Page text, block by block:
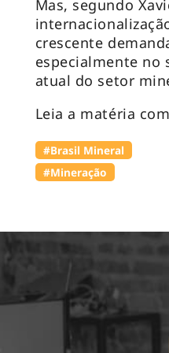
Mas, segundo
crescente
especialmente no
atual do setor
Leia a matéria
#Brasil Mineral
#Mineração